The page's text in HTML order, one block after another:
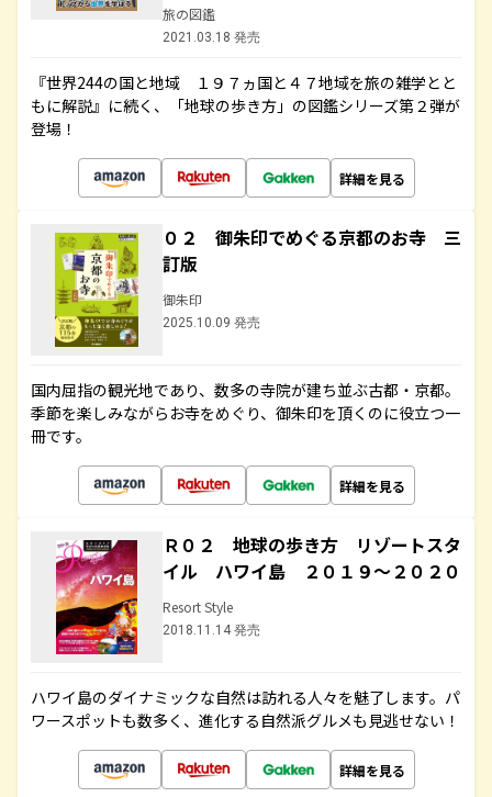
旅の図鑑
2021.03.18 発売
『世界244の国と地域 １９７ヵ国と４７地域を旅の雑学とと
もに解説』に続く、「地球の歩き方」の図鑑シリーズ第２弾が
登場！
詳細を見る
０２ 御朱印でめぐる京都のお寺 三
訂版
御朱印
2025.10.09 発売
国内屈指の観光地であり、数多の寺院が建ち並ぶ古都・京都。
季節を楽しみながらお寺をめぐり、御朱印を頂くのに役立つ一
冊です。
詳細を見る
Ｒ０２ 地球の歩き方 リゾートスタ
イル ハワイ島 ２０１９～２０２０
Resort Style
2018.11.14 発売
ハワイ島のダイナミックな自然は訪れる人々を魅了します。パ
ワースポットも数多く、進化する自然派グルメも見逃せない！
詳細を見る